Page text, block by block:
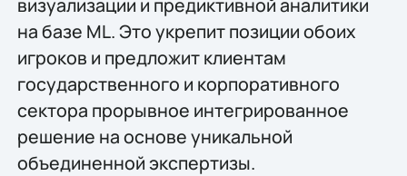
визуализации и предиктивной аналитики
на базе ML. Это укрепит позиции обоих
игроков и предложит клиентам
государственного и корпоративного
сектора прорывное интегрированное
решение на основе уникальной
объединенной экспертизы.